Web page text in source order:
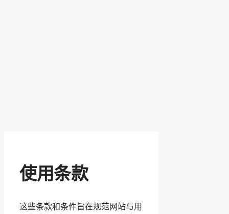
使用条款
这些条款和条件旨在规范网站与用